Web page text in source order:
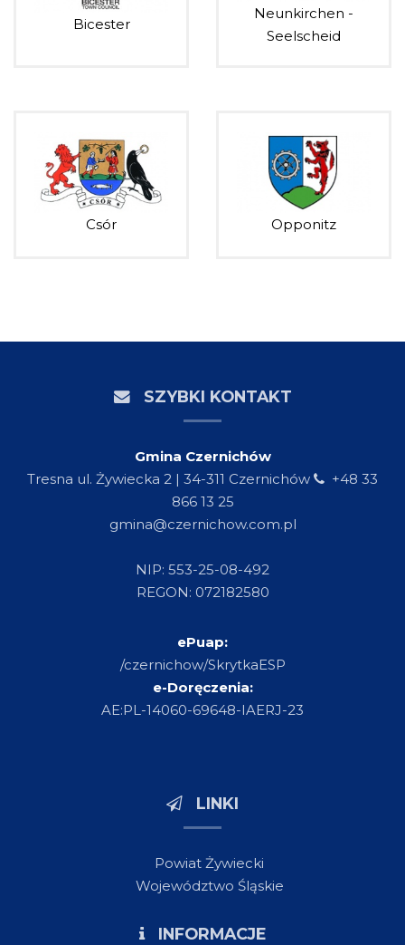
Bicester
Neunkirchen -
Seelscheid
Csór Opponitz
SZYBKI KONTAKT
Gmina Czernichów
Tresna ul. Żywiecka 2 | 34-311 Czernichów
+48 33
866 13 25
gmina@czernichow.com.pl
NIP: 553-25-08-492
REGON: 072182580
ePuap:
/czernichow/SkrytkaESP
e-Doręczenia:
AE:PL-14060-69648-IAERJ-23
LINKI
Powiat Żywiecki
Województwo Śląskie
INFORMACJE